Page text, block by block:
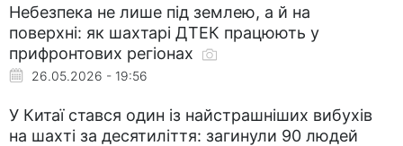
Небезпека не лише під землею, а й на
поверхні: як шахтарі ДТЕК працюють у
прифронтових регіонах
26.05.2026 - 19:56
У Китаї стався один із найстрашніших вибухів
на шахті за десятиліття: загинули 90 людей